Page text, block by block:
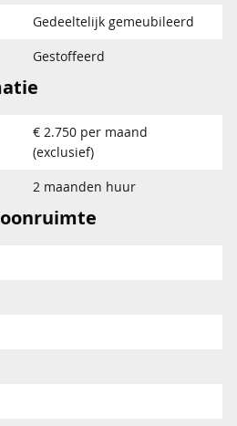
Gedeeltelijk gemeubileerd
Gestoffeerd
€ 2.750 per maand
(exclusief)
2 maanden huur